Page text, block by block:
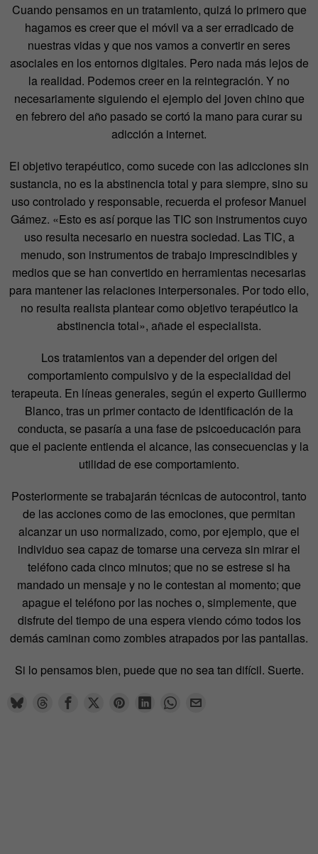
Cuando pensamos en un tratamiento, quizá lo primero que
hagamos es creer que el móvil va a ser erradicado de
nuestras vidas y que nos vamos a convertir en seres
asociales en los entornos digitales. Pero nada más lejos de
la realidad. Podemos creer en la reintegración. Y no
necesariamente siguiendo el ejemplo del joven chino que
en febrero del año pasado se cortó la mano para curar su
adicción a internet.
El objetivo terapéutico, como sucede con las adicciones sin
sustancia, no es la abstinencia total y para siempre, sino su
uso controlado y responsable, recuerda el profesor Manuel
Gámez. «Esto es así porque las TIC son instrumentos cuyo
uso resulta necesario en nuestra sociedad. Las TIC, a
menudo, son instrumentos de trabajo imprescindibles y
medios que se han convertido en herramientas necesarias
para mantener las relaciones interpersonales. Por todo ello,
no resulta realista plantear como objetivo terapéutico la
abstinencia total», añade el especialista.
Los tratamientos van a depender del origen del
comportamiento compulsivo y de la especialidad del
terapeuta. En líneas generales, según el experto Guillermo
Blanco, tras un primer contacto de identificación de la
conducta, se pasaría a una fase de psicoeducación para
que el paciente entienda el alcance, las consecuencias y la
utilidad de ese comportamiento.
Posteriormente se trabajarán técnicas de autocontrol, tanto
de las acciones como de las emociones, que permitan
alcanzar un uso normalizado, como, por ejemplo, que el
individuo sea capaz de tomarse una cerveza sin mirar el
teléfono cada cinco minutos; que no se estrese si ha
mandado un mensaje y no le contestan al momento; que
apague el teléfono por las noches o, simplemente, que
disfrute del tiempo de una espera viendo cómo todos los
demás caminan como zombies atrapados por las pantallas.
Si lo pensamos bien, puede que no sea tan difícil. Suerte.